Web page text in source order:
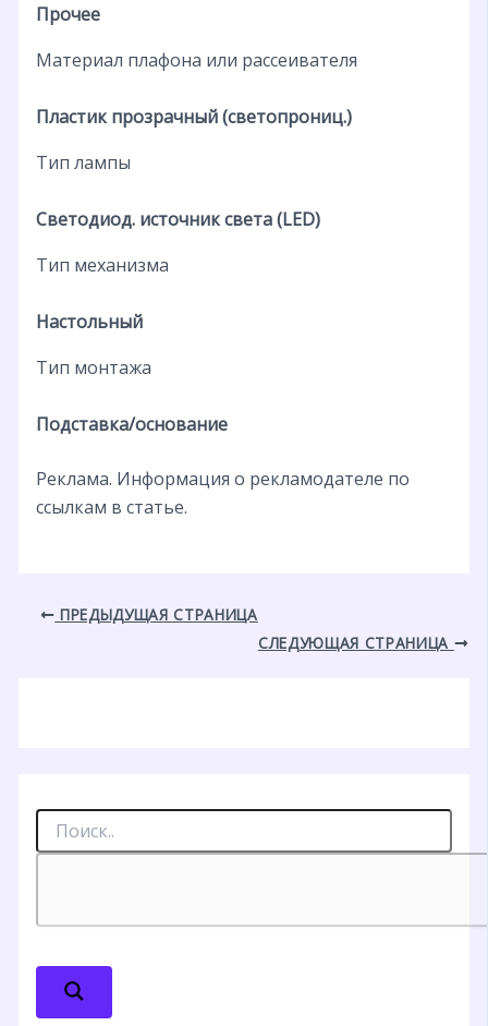
Прочее
Материал плафона или рассеивателя
Пластик прозрачный (светопрониц.)
Тип лампы
Светодиод. источник света (LED)
Тип механизма
Настольный
Тип монтажа
Подставка/основание
Реклама. Информация о рекламодателе по
ссылкам в статье.
ПРЕДЫДУЩАЯ СТРАНИЦА
СЛЕДУЮЩАЯ СТРАНИЦА